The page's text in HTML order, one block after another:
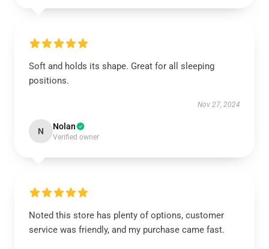
Soft and holds its shape. Great for all sleeping
positions.
Nov 27, 2024
N Nolan
Verified owner
Noted this store has plenty of options, customer
service was friendly, and my purchase came fast.